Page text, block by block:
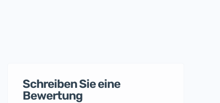
Schreiben Sie eine
Bewertung